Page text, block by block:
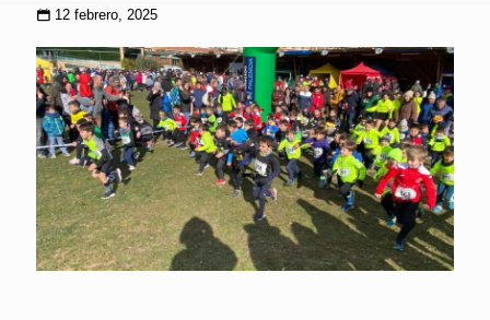
12 febrero, 2025